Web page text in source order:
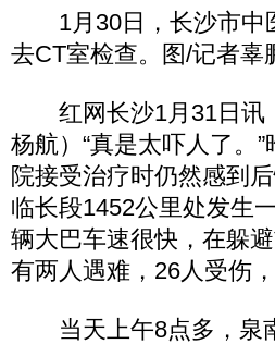
1月30日，长沙市中
去CT室检查。图/记者辜
红网长沙1月31日讯
杨航）“真是太吓人了。
院接受治疗时仍然感到
临长段1452公里处发生
辆大巴车速很快，在躲
有两人遇难，26人受伤
当天上午8点多，泉